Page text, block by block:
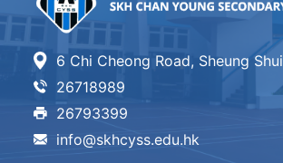
6 Chi Cheong Road, Sheung Shui
26718989
26793399
info@skhcyss.edu.hk